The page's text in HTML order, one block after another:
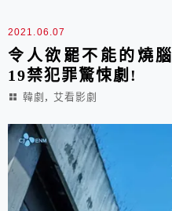
2021.06.07
令人欲罷不能的燒
19禁犯罪驚悚劇!
韓劇 , 艾看影劇